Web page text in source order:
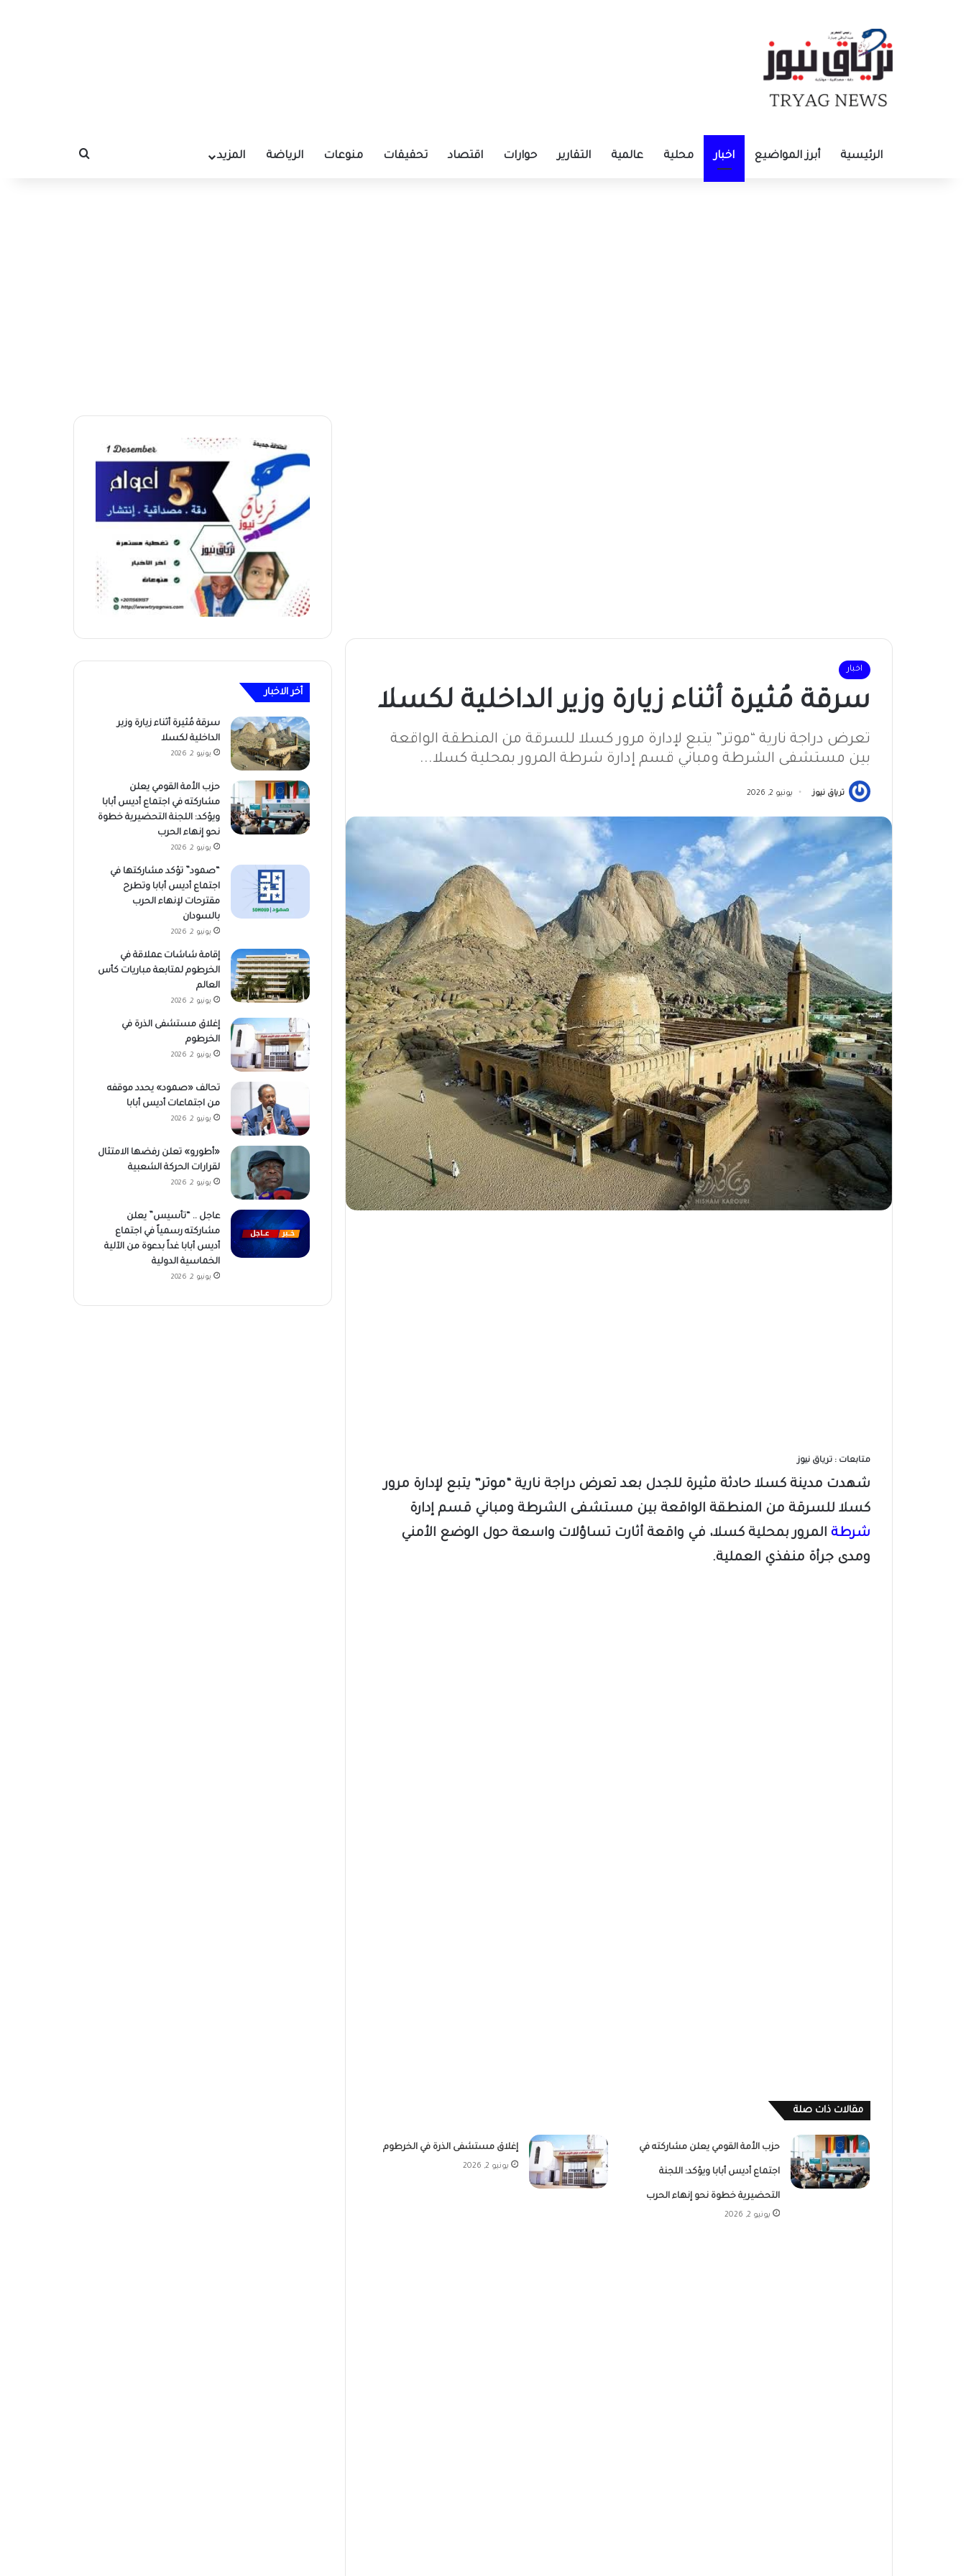
الرئيسية أبرز المواضيع اخبار محلية عالمية التقارير حوارات اقتصاد تحقيقات منوعات الرياضة المزيد بحث عن
اخبار
سرقة مُثيرة أثناء زيارة وزير الداخلية لكسلا
تعرض دراجة نارية “موتر” يتبع لإدارة مرور كسلا للسرقة من المنطقة الواقعة
بين مستشفى الشرطة ومباني قسم إدارة شرطة المرور بمحلية كسلا...
ترياق نيوز يونيو 2, 2026
متابعات : ترياق نيوز
شهدت مدينة كسلا حادثة مثيرة للجدل بعد تعرض دراجة نارية “موتر” يتبع لإدارة مرور
كسلا للسرقة من المنطقة الواقعة بين مستشفى الشرطة ومباني قسم إدارة
شرطة المرور بمحلية كسلا، في واقعة أثارت تساؤلات واسعة حول الوضع الأمني
ومدى جرأة منفذي العملية.
مقالات ذات صلة
حزب الأمة القومي يعلن مشاركته في
اجتماع أديس أبابا ويؤكد: اللجنة
التحضيرية خطوة نحو إنهاء الحرب
يونيو 2, 2026
إغلاق مستشفى الذرة في الخرطوم
يونيو 2, 2026
أخر الاخبار
سرقة مُثيرة أثناء زيارة وزير
الداخلية لكسلا
يونيو 2, 2026
حزب الأمة القومي يعلن
مشاركته في اجتماع أديس أبابا
ويؤكد: اللجنة التحضيرية خطوة
نحو إنهاء الحرب
يونيو 2, 2026
“صمود” تؤكد مشاركتها في
اجتماع أديس أبابا وتطرح
مقترحات لإنهاء الحرب
بالسودان
يونيو 2, 2026
إقامة شاشات عملاقة في
الخرطوم لمتابعة مباريات كأس
العالم
يونيو 2, 2026
إغلاق مستشفى الذرة في
الخرطوم
يونيو 2, 2026
تحالف «صمود» يحدد موقفه
من اجتماعات أديس أبابا
يونيو 2, 2026
«أطورو» تعلن رفضها الامتثال
لقرارات الحركة الشعبية
يونيو 2, 2026
عاجل .. “تأسيس” يعلن
مشاركته رسمياً في اجتماع
أديس أبابا غداً بدعوة من الآلية
الخماسية الدولية
يونيو 2, 2026